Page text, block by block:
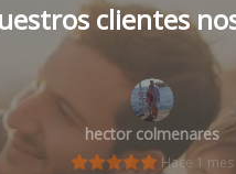
clientes
hector colmenares
Hace 1 mes